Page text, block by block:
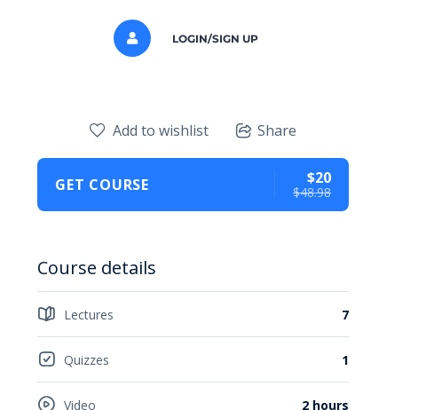
LOGIN/SIGN UP
Add to wishlist Share
GET COURSE $20
$48.98
Course details
Lectures 7
Quizzes 1
Video 2 hours